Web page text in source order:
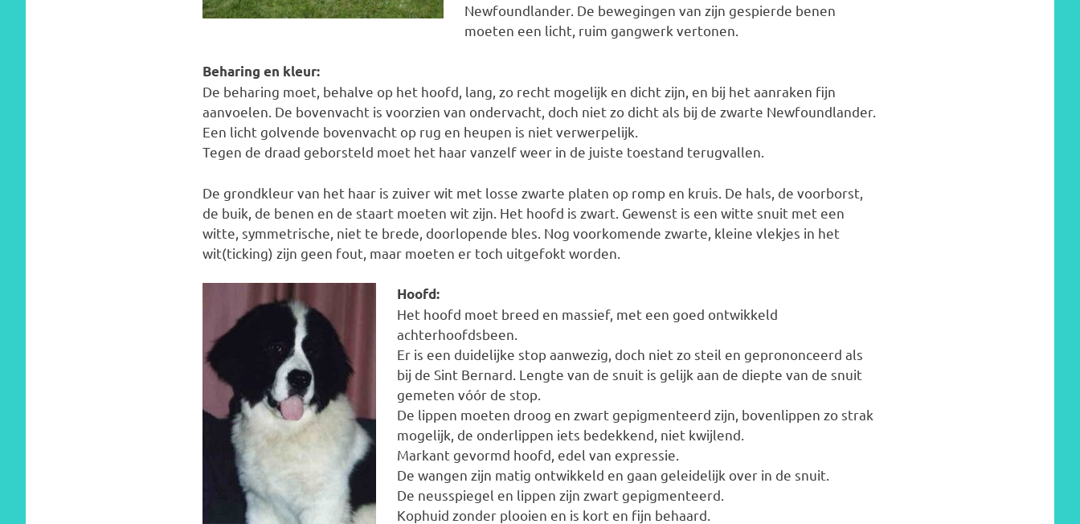
Newfoundlander. De bewegingen van zijn gespierde benen
moeten een licht, ruim gangwerk vertonen.
Beharing en kleur:
De beharing moet, behalve op het hoofd, lang, zo recht mogelijk en dicht zijn, en bij het aanraken fijn
aanvoelen. De bovenvacht is voorzien van ondervacht, doch niet zo dicht als bij de zwarte Newfoundlander.
Een licht golvende bovenvacht op rug en heupen is niet verwerpelijk.
Tegen de draad geborsteld moet het haar vanzelf weer in de juiste toestand terugvallen.
De grondkleur van het haar is zuiver wit met losse zwarte platen op romp en kruis. De hals, de voorborst,
de buik, de benen en de staart moeten wit zijn. Het hoofd is zwart. Gewenst is een witte snuit met een
witte, symmetrische, niet te brede, doorlopende bles. Nog voorkomende zwarte, kleine vlekjes in het
wit(ticking) zijn geen fout, maar moeten er toch uitgefokt worden.
Hoofd:
Het hoofd moet breed en massief, met een goed ontwikkeld
achterhoofdsbeen.
Er is een duidelijke stop aanwezig, doch niet zo steil en geprononceerd als
bij de Sint Bernard. Lengte van de snuit is gelijk aan de diepte van de snuit
gemeten vóór de stop.
De lippen moeten droog en zwart gepigmenteerd zijn, bovenlippen zo strak
mogelijk, de onderlippen iets bedekkend, niet kwijlend.
Markant gevormd hoofd, edel van expressie.
De wangen zijn matig ontwikkeld en gaan geleidelijk over in de snuit.
De neusspiegel en lippen zijn zwart gepigmenteerd.
Kophuid zonder plooien en is kort en fijn behaard.